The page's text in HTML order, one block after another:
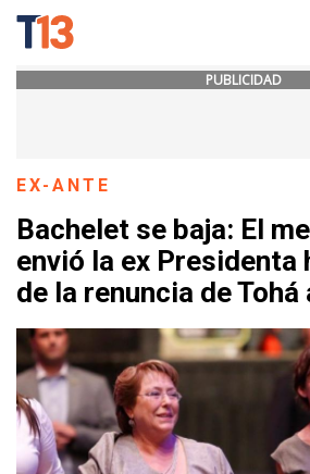
PUBLICIDAD
EX-ANTE
Bachelet se baja: El
envió la ex Presidenta
de la renuncia de